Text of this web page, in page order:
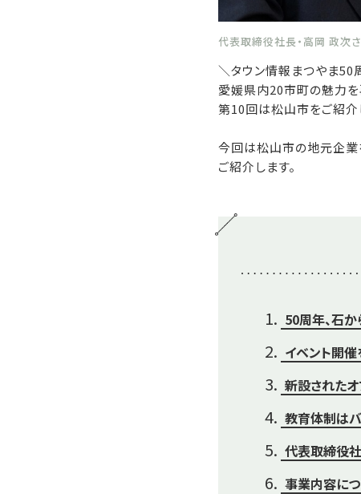
代表取締役社長・高岡 政次
＼タウン情報まつやま50
愛媛県内20市町の魅力を
第10回は松山市をご紹介
今回は松山市の地元企業
ご紹介します。
50周年、石
イベント開
新設された
教育体制は
代表取締役社
事業内容につ